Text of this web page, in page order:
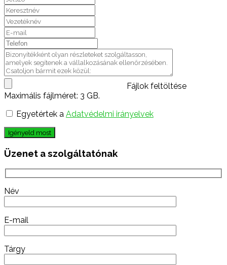
Fájlok feltöltése
Maximális fájlméret: 3 GB.
Egyetértek a Adatvédelmi irányelvek
Igényeld most
Üzenet a szolgáltatónak
Név
E-mail
Tárgy